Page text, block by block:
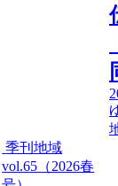
季刊地域
vol.65（2026春